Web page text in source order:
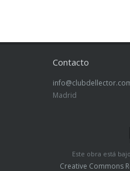
Contacto
Madrid
Este obra está
Creative Commons